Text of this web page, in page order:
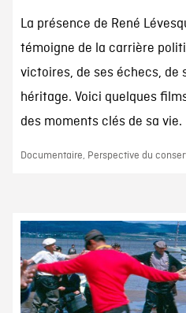
La présence de René
témoigne de la carrière
victoires, de ses échecs, de
héritage. Voici quelques
des moments clés de sa vie.
Documentaire, Perspective du